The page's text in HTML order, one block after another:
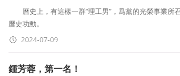
曆史上，有這樣一群“理工男”，爲黨的光榮事業所
曆史功勳。
2024-07-09
鍾芳蓉，第一名！